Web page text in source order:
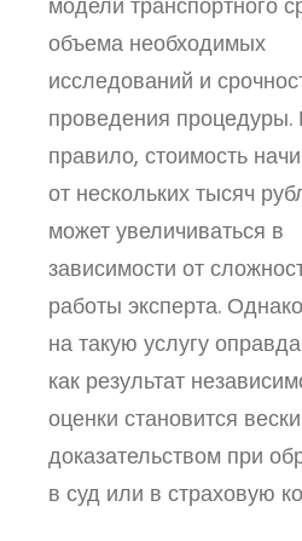
объема необходимых
исследований и
проведения процедуры.
правило, стоимость
от нескольких тысяч
может увеличиваться в
зависимости от
работы эксперта.
на такую услугу
как результат
оценки становится
доказательством при
в суд или в страховую